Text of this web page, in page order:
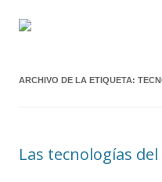
ARCHIVO DE LA ETIQUETA:
Las tecnologías